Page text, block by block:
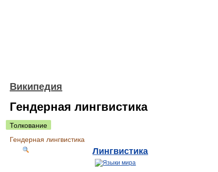
Википедия
Гендерная лингвистика
Толкование
Гендерная лингвистика
Лингвистика